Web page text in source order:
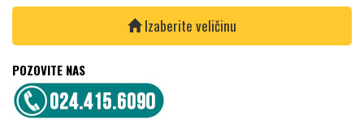
Izaberite veličinu
POZOVITE NAS